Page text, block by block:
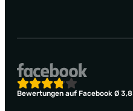
Bewertungen auf Facebook Ø 3,8